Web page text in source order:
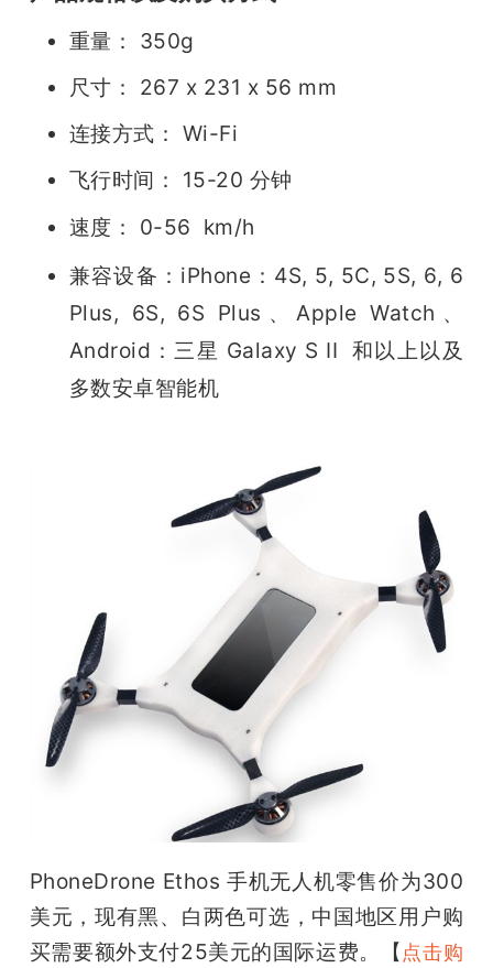
重量： 350g
尺寸： 267 x 231 x 56 mm
连接方式： Wi-Fi
飞行时间： 15-20 分钟
速度： 0-56  km/h
兼容设备： iPhone：4S, 5, 5C, 5S, 6, 6
Plus, 6S, 6S Plus、Apple Watch、
Android：三星 Galaxy S II  和以上以及
多数安卓智能机
PhoneDrone Ethos 手机无人机零售价为300
美元，现有黑、白两色可选，中国地区用户购
买需要额外支付25美元的国际运费。【点击购